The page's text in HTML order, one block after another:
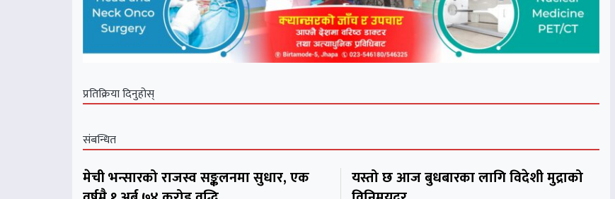
प्रतिक्रिया दिनुहोस्
संबन्धित
मेची भन्सारको राजस्व सङ्कलनमा सुधार, एक
यस्तो छ आज बुधबारका लागि विदेशी मुद्राको